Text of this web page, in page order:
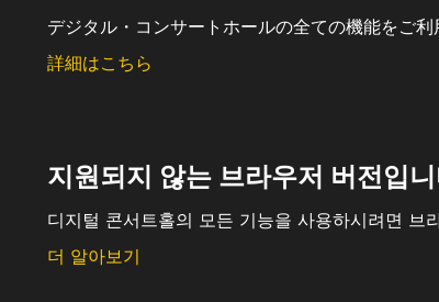
デジタル・コンサートホールの全ての機能をご
詳細はこちら
지원되지 않는 브라우저 버전입
디지털 콘서트홀의 모든 기능을 사용하시려면 브
더 알아보기